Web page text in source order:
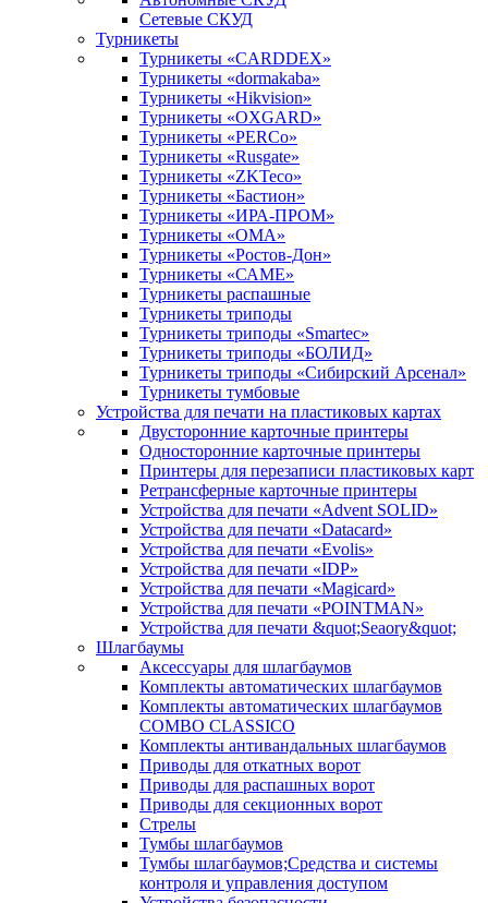
Сетевые СКУД
Турникеты
Турникеты «CARDDEX»
Турникеты «dormakaba»
Турникеты «Hikvision»
Турникеты «OXGARD»
Турникеты «PERCo»
Турникеты «Rusgate»
Турникеты «ZKTeco»
Турникеты «Бастион»
Турникеты «ИРА-ПРОМ»
Турникеты «ОМА»
Турникеты «Ростов-Дон»
Турникеты «САМЕ»
Турникеты распашные
Турникеты триподы
Турникеты триподы «Smartec»
Турникеты триподы «БОЛИД»
Турникеты триподы «Сибирский Арсенал»
Турникеты тумбовые
Устройства для печати на пластиковых картах
Двусторонние карточные принтеры
Односторонние карточные принтеры
Принтеры для перезаписи пластиковых карт
Ретрансферные карточные принтеры
Устройства для печати «Advent SOLID»
Устройства для печати «Datacard»
Устройства для печати «Evolis»
Устройства для печати «IDP»
Устройства для печати «Magicard»
Устройства для печати «POINTMAN»
Устройства для печати &quot;Seaory&quot;
Шлагбаумы
Аксессуары для шлагбаумов
Комплекты автоматических шлагбаумов
Комплекты автоматических шлагбаумов
COMBO CLASSICO
Комплекты антивандальных шлагбаумов
Приводы для откатных ворот
Приводы для распашных ворот
Приводы для секционных ворот
Стрелы
Тумбы шлагбаумов
Тумбы шлагбаумов;Средства и системы
контроля и управления доступом